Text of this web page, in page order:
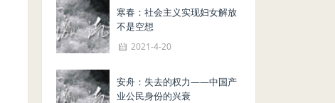
寒春：社会主义实现妇女解放
不是空想
2021-4-20
安舟：失去的权力——中国产
业公民身份的兴衰